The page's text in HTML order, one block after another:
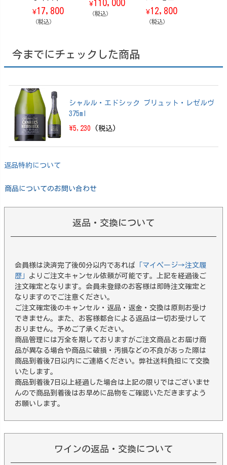
州 Story of t
he Distillery
（ストーリ
25 EDITION 70
¥17,800
（税込）
¥110,000
（税込）
【箱なし】 70
0ml
¥12,800
（税込）
今までにチェックした商品
シャルル・エドシック ブリュット・レゼルヴ
375ml
\5,230 (税込)
返品特約について
商品についてのお問い合わせ
返品・交換について
会員様は決済完了後60分以内であれば 「マイページ→注文履
歴」 よりご注文キャンセル依頼が可能です。上記を経過後ご
注文確定となります。会員未登録のお客様は即時注文確定と
なりますのでご注意ください。
ご注文確定後のキャンセル・返品・返金・交換は原則お受け
できません。また、お客様都合による返品は一切お受けして
おりません。予めご了承ください。
商品管理には万全を期しておりますがご注文商品とお届け商
品が異なる場合や商品に破損・汚損などの不良があった際は
商品到着後7日以内にご連絡ください。弊社送料負担にて交換
いたします。
商品到着後7日以上経過した場合は上記の限りではございませ
んので商品到着後はお早めに品物をご確認いただきますよう
お願いします。
ワインの返品・交換について